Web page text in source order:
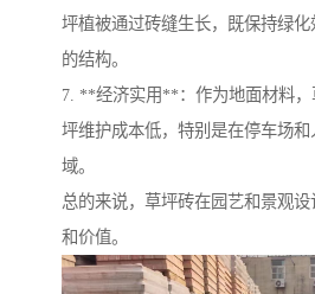
坪植被通过砖缝生长，既保持绿
的结构。
7. **经济实用**：作为地面材料
坪维护成本低，特别是在停车场和
域。
总的来说，草坪砖在园艺和景观
和价值。